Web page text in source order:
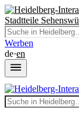
Stadtteile
Werben
de·en